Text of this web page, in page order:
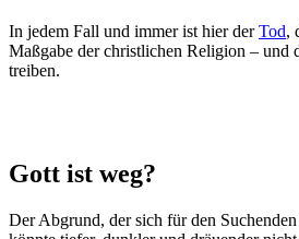
In jedem Fall und immer ist hier derTod,
Maßgabe der christlichen Religion – und
treiben.
Gott ist weg?
Der Abgrund, der sich für den